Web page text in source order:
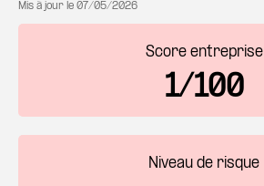
Mis à jour le 07/05/2026
Score entreprise
1/100
Niveau de risque